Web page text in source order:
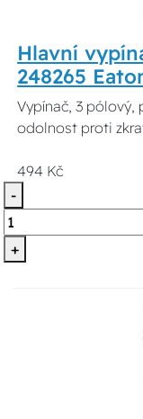
Hlavní
248265
Vypínač, 3 pólový,
odolnost proti
494 Kč
-
+